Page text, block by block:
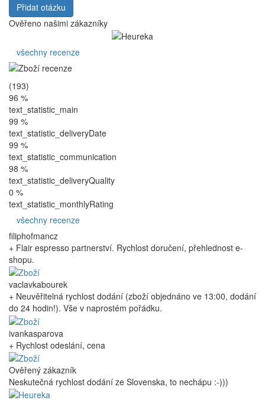
Přidat otázku
Ověřeno našimi zákazníky
všechny recenze
(193)
96 %
text_statistic_main
99 %
text_statistic_deliveryDate
99 %
text_statistic_communication
98 %
text_statistic_deliveryQuality
0 %
text_statistic_monthlyRating
všechny recenze
filiphofmancz
+ Flair espresso partnerství. Rychlost doručení, přehlednost e-
shopu.
vaclavkabourek
+ Neuvěřitelná rychlost dodání (zboží objednáno ve 13:00, dodání
do 24 hodin!). Vše v naprostém pořádku.
ivankasparova
+ Rychlost odeslání, cena
Ověřený zákazník
Neskutečná rychlost dodání ze Slovenska, to nechápu :-)))